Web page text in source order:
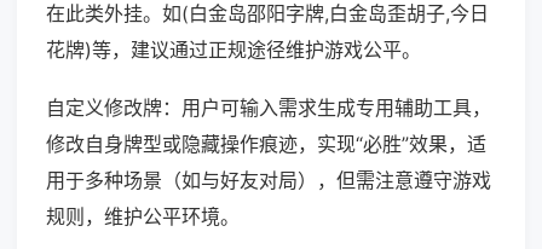
在此类外挂。如(白金岛邵阳字牌,白金岛歪胡子,今日
花牌)等，建议通过正规途径维护游戏公平。
自定义修改牌：用户可输入需求生成专用辅助工具，
修改自身牌型或隐藏操作痕迹，实现“必胜”效果，适
用于多种场景（如与好友对局），但需注意遵守游戏
规则，维护公平环境。